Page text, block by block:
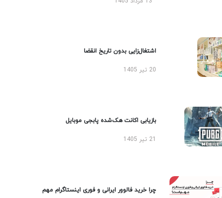
اشتغال‌زایی بدون تاریخ انقضا
20 تیر 1405
بازیابی اکانت هک‌شده پابجی موبایل
چرا خرید فالوور ایرانی و فوری اینستاگرام مهم